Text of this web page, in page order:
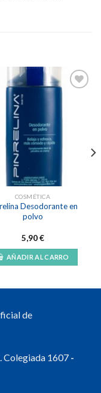
COSMÉTICA
Desodorante en
polvo
5,90€
AÑADIR AL CARRO
de
Colegiada 1607 -